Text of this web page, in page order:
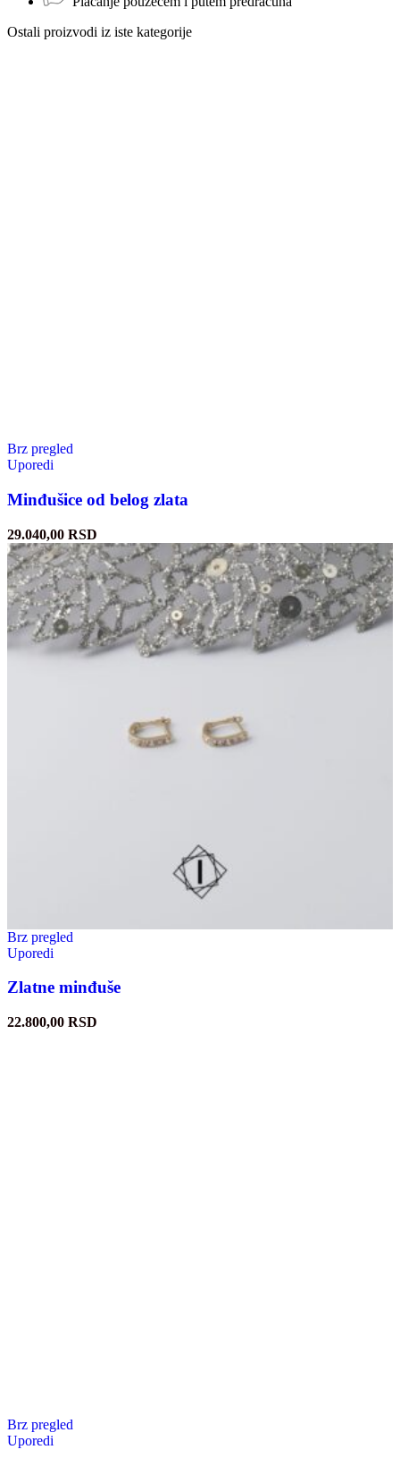
Ostali proizvodi iz iste kategorije
Brz pregled
Uporedi
Minđušice od belog zlata
29.040,00 RSD
Brz pregled
Uporedi
Zlatne minđuše
22.800,00 RSD
Brz pregled
Uporedi